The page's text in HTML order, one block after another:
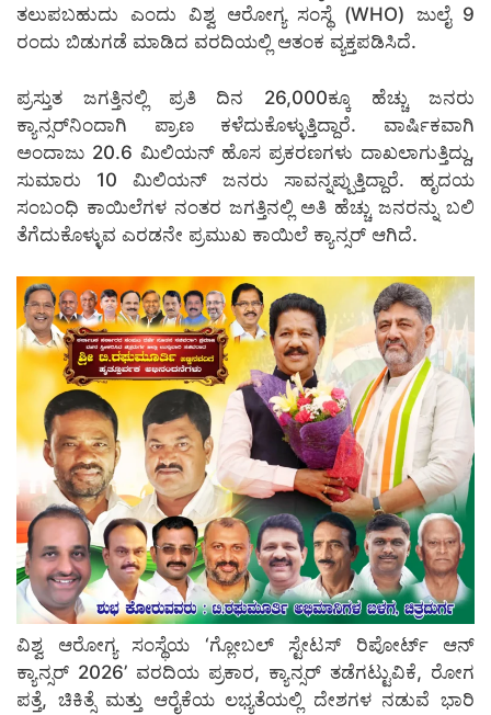
ತಲುಪಬಹುದು ಎಂದು ವಿಶ್ವ ಆರೋಗ್ಯ ಸಂಸ್ಥೆ (WHO) ಜುಲೈ 9
ರಂದು ಬಿಡುಗಡೆ ಮಾಡಿದ ವರದಿಯಲ್ಲಿ ಆತಂಕ ವ್ಯಕ್ತಪಡಿಸಿದೆ.
ಪ್ರಸ್ತುತ ಜಗತ್ತಿನಲ್ಲಿ ಪ್ರತಿ ದಿನ 26,000ಕ್ಕೂ ಹೆಚ್ಚು ಜನರು
ಕ್ಯಾನ್ಸರ್‌ನಿಂದಾಗಿ ಪ್ರಾಣ ಕಳೆದುಕೊಳ್ಳುತ್ತಿದ್ದಾರೆ. ವಾರ್ಷಿಕವಾಗಿ
ಅಂದಾಜು 20.6 ಮಿಲಿಯನ್ ಹೊಸ ಪ್ರಕರಣಗಳು ದಾಖಲಾಗುತ್ತಿದ್ದು,
ಸುಮಾರು 10 ಮಿಲಿಯನ್ ಜನರು ಸಾವನ್ನಪ್ಪುತ್ತಿದ್ದಾರೆ. ಹೃದಯ
ಸಂಬಂಧಿ ಕಾಯಿಲೆಗಳ ನಂತರ ಜಗತ್ತಿನಲ್ಲಿ ಅತಿ ಹೆಚ್ಚು ಜನರನ್ನು ಬಲಿ
ತೆಗೆದುಕೊಳ್ಳುವ ಎರಡನೇ ಪ್ರಮುಖ ಕಾಯಿಲೆ ಕ್ಯಾನ್ಸರ್ ಆಗಿದೆ.
ವಿಶ್ವ ಆರೋಗ್ಯ ಸಂಸ್ಥೆಯ ‘ಗ್ಲೋಬಲ್ ಸ್ಟೇಟಸ್ ರಿಪೋರ್ಟ್ ಆನ್
ಕ್ಯಾನ್ಸರ್ 2026’ ವರದಿಯ ಪ್ರಕಾರ, ಕ್ಯಾನ್ಸರ್ ತಡೆಗಟ್ಟುವಿಕೆ, ರೋಗ
ಪತ್ತೆ, ಚಿಕಿತ್ಸೆ ಮತ್ತು ಆರೈಕೆಯ ಲಭ್ಯತೆಯಲ್ಲಿ ದೇಶಗಳ ನಡುವೆ ಭಾರಿ